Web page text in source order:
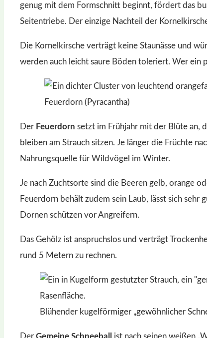
genug mit dem Formschnitt beginnt, fördert das
Seitentriebe. Der einzige Nachteil der
Die Kornelkirsche verträgt keine Staunässe und
werden auch leicht saure Böden toleriert. Wer ein
Feuerdorn (Pyracantha)
Der Feuerdorn setzt im Frühjahr mit der Blüte an,
bleiben am Strauch sitzen. Je länger die Früchte
Nahrungsquelle für Wildvögel im Winter.
Je nach Zuchtsorte sind die Beeren gelb, orange
Feuerdorn behält zudem sein Laub, lässt sich
Dornen schützen vor Angreifern.
Das Gehölz ist anspruchslos und verträgt
rund 5 Metern zu rechnen.
Blühender kugelförmiger „gewöhnlicher
Der Gemeine Schneeball ist nach seinen weißen